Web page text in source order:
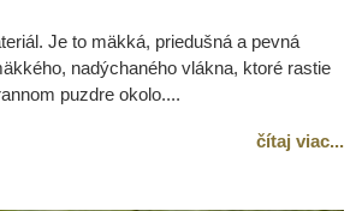
Je to mäkká, priedušná a pevná
nadýchaného vlákna, ktoré rastie
puzdre okolo....
čítaj viac...